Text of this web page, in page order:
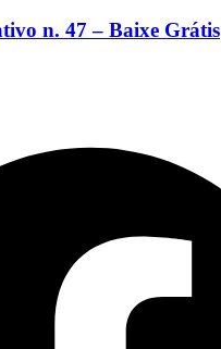
n. 47 – Baixe Grátis